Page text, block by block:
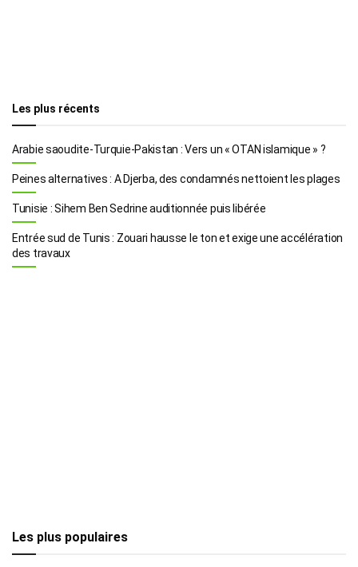
Les plus récents
Arabie saoudite-Turquie-Pakistan : Vers un « OTAN islamique » ?
Peines alternatives : A Djerba, des condamnés nettoient les plages
Tunisie : Sihem Ben Sedrine auditionnée puis libérée
Entrée sud de Tunis : Zouari hausse le ton et exige une accélération
des travaux
Les plus populaires